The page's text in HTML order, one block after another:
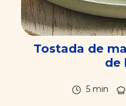
Tostada de
de
5 min